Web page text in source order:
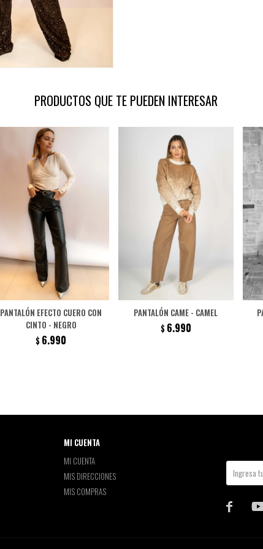
PRODUCTOS QUE TE PUEDEN INTERESAR
PANTALÓN EFECTO CUERO CON
CINTO - NEGRO
$ 6.990
PANTALÓN CAME - CAMEL
$ 6.990
MI CUENTA
MI CUENTA
MIS DIRECCIONES
MIS COMPRAS
